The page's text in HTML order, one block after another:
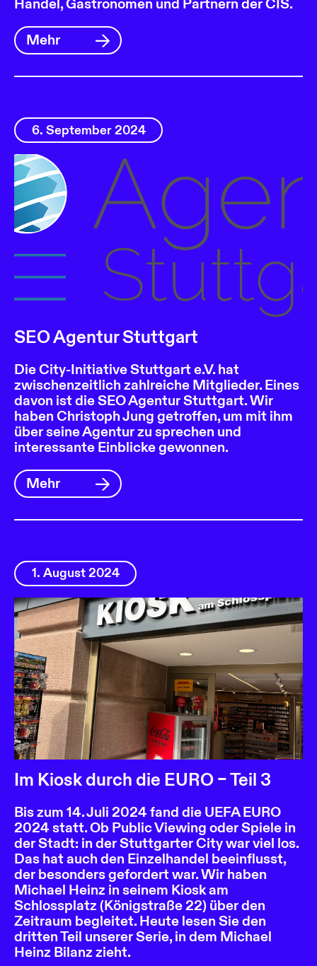
Handel, Gastronomen und Partnern der CIS.
Mehr
6. September 2024
SEO Agentur Stuttgart
Die City-Initiative Stuttgart e.V. hat
zwischenzeitlich zahlreiche Mitglieder. Eines
davon ist die SEO Agentur Stuttgart. Wir
haben Christoph Jung getroffen, um mit ihm
über seine Agentur zu sprechen und
interessante Einblicke gewonnen.
Mehr
1. August 2024
Im Kiosk durch die EURO – Teil 3
Bis zum 14. Juli 2024 fand die UEFA EURO
2024 statt. Ob Public Viewing oder Spiele in
der Stadt: in der Stuttgarter City war viel los.
Das hat auch den Einzelhandel beeinflusst,
der besonders gefordert war. Wir haben
Michael Heinz in seinem Kiosk am
Schlossplatz (Königstraße 22) über den
Zeitraum begleitet. Heute lesen Sie den
dritten Teil unserer Serie, in dem Michael
Heinz Bilanz zieht.